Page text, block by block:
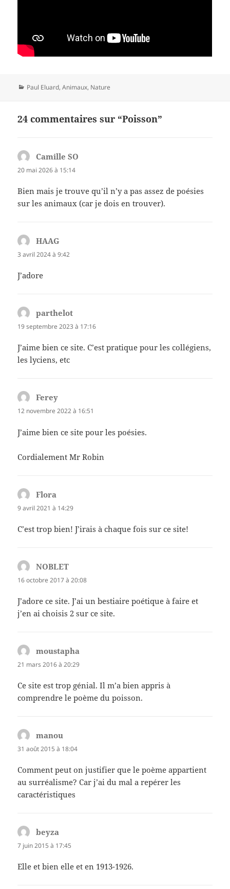
Catégories
Paul Eluard,Animaux, Nature
24 commentaires sur “Poisson”
Camille SO
20 mai 2026 à 15:14
Bien mais je trouve qu’il n’y a pas assez de poésies
sur les animaux (car je dois en trouver).
HAAG
3 avril 2024 à 9:42
J’adore
parthelot
19 septembre 2023 à 17:16
J’aime bien ce site. C’est pratique pour les collégiens,
les lyciens, etc
Ferey
12 novembre 2022 à 16:51
J’aime bien ce site pour les poésies.
Cordialement Mr Robin
Flora
9 avril 2021 à 14:29
C’est trop bien! J’irais à chaque fois sur ce site!
NOBLET
16 octobre 2017 à 20:08
J’adore ce site. J’ai un bestiaire poétique à faire et
j’en ai choisis 2 sur ce site.
moustapha
21 mars 2016 à 20:29
Ce site est trop génial. Il m’a bien appris à
comprendre le poème du poisson.
manou
31 août 2015 à 18:04
Comment peut on justifier que le poème appartient
au surréalisme? Car j’ai du mal a repérer les
caractéristiques
beyza
7 juin 2015 à 17:45
Elle et bien elle et en 1913-1926.